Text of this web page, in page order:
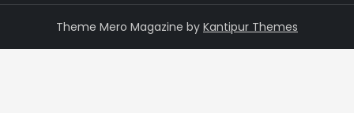
Theme Mero Magazine by Kantipur Themes